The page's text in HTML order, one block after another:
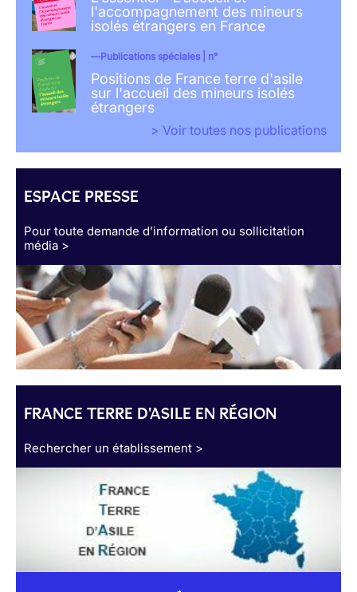
l'accompagnement des mineurs
isolés étrangers en France
Publications spéciales | n°
Positions de France terre d'asile
sur l'accueil des mineurs isolés
étrangers
> Voir toutes nos publications
ESPACE PRESSE
Pour toute demande d’information ou sollicitation
média >
FRANCE TERRE D'ASILE EN RÉGION
Rechercher un établissement >